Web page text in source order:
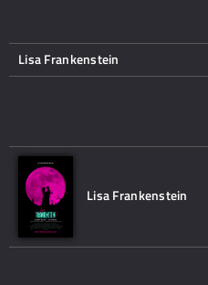
Lisa Frankenstein
Lisa Frankenstein